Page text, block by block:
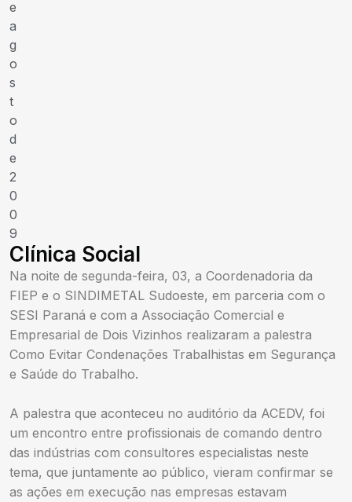
e
a
g
o
s
t
o
d
e
2
0
0
9
Clínica Social
Na noite de segunda-feira, 03, a Coordenadoria da
FIEP e o SINDIMETAL Sudoeste, em parceria com o
SESI Paraná e com a Associação Comercial e
Empresarial de Dois Vizinhos realizaram a palestra
Como Evitar Condenações Trabalhistas em Segurança
e Saúde do Trabalho.
A palestra que aconteceu no auditório da ACEDV, foi
um encontro entre profissionais de comando dentro
das indústrias com consultores especialistas neste
tema, que juntamente ao público, vieram confirmar se
as ações em execução nas empresas estavam